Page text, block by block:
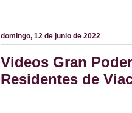
domingo, 12 de junio de 2022
Videos Gran
Residentes de